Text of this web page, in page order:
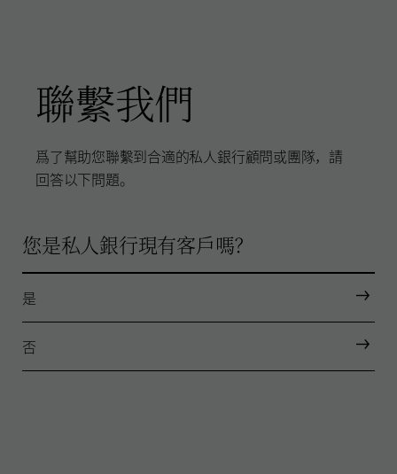
聯繫我們
爲了幫助您聯繫到合適的私人銀行顧問或團隊，請
回答以下問題。
您是私人銀行現有客戶嗎？
是
否